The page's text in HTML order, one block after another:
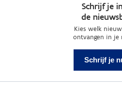
Schrijf je
de
Kies welk
ontvangen in je
Schrijf je